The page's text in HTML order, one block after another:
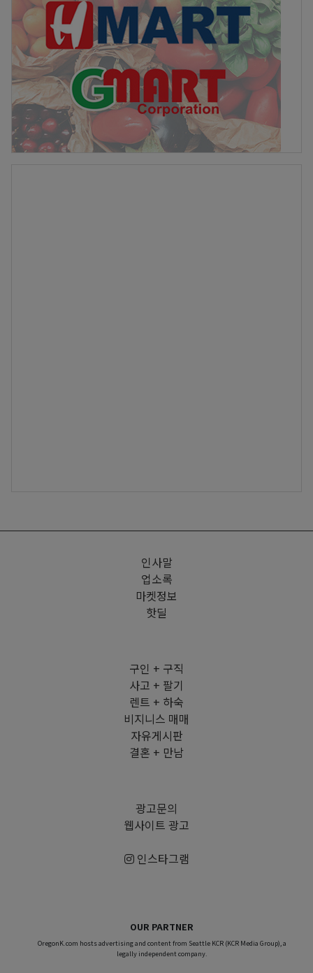
인사말
업소록
마켓정보
핫딜
구인 + 구직
사고 + 팔기
렌트 + 하숙
비지니스 매매
자유게시판
결혼 + 만남
광고문의
웹사이트 광고
인스타그램
OUR PARTNER
OregonK.com hosts advertising and content from Seattle KCR (KCR Media Group), a
legally independent company.